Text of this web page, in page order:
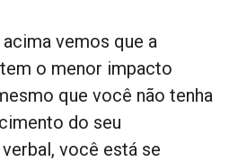
vemos que a
o menor impacto
que você não tenha
do seu
você está se